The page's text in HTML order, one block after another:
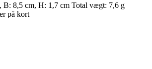
B: 8,5 cm, H: 1,7 cm Total vægt: 7,6 g
på kort